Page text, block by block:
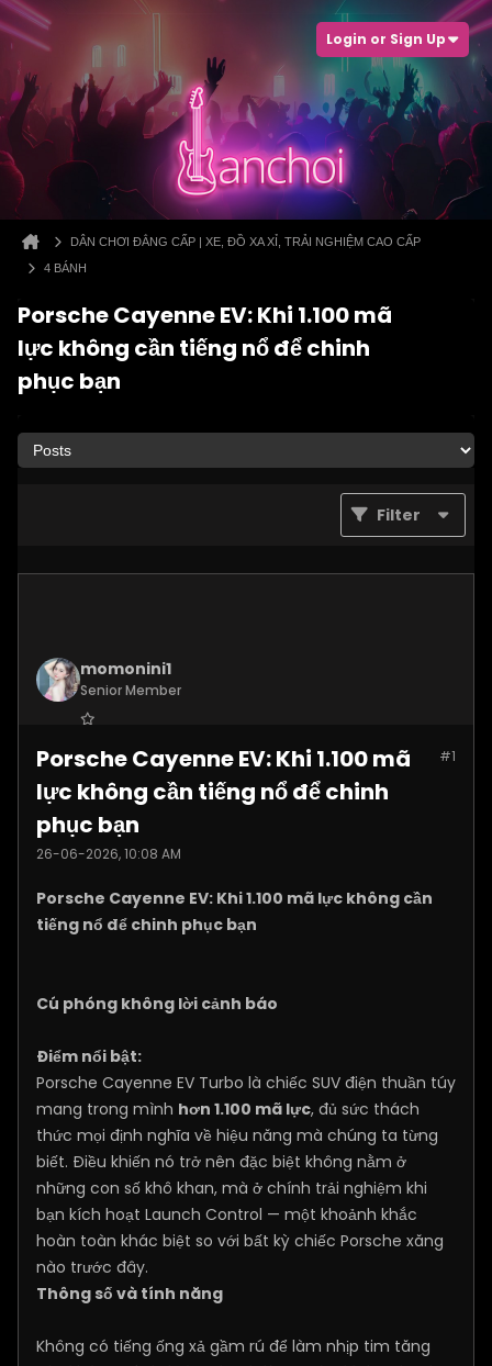
Login or Sign Up
DÂN CHƠI ĐẲNG CẤP | XE, ĐỒ XA XỈ, TRẢI NGHIỆM CAO CẤP
4 BÁNH
Porsche Cayenne EV: Khi 1.100 mã
lực không cần tiếng nổ để chinh
phục bạn
Filter
momonini1
Senior Member
Posts:5399 #1
Porsche Cayenne EV: Khi 1.100 mã
lực không cần tiếng nổ để chinh
phục bạn
26-06-2026, 10:08 AM
Porsche Cayenne EV: Khi 1.100 mã lực không cần
tiếng nổ để chinh phục bạn
Cú phóng không lời cảnh báo
Điểm nổi bật:
Porsche Cayenne EV Turbo là chiếc SUV điện thuần túy
mang trong mình hơn 1.100 mã lực, đủ sức thách
thức mọi định nghĩa về hiệu năng mà chúng ta từng
biết. Điều khiến nó trở nên đặc biệt không nằm ở
những con số khô khan, mà ở chính trải nghiệm khi
bạn kích hoạt Launch Control — một khoảnh khắc
hoàn toàn khác biệt so với bất kỳ chiếc Porsche xăng
nào trước đây.
Thông số và tính năng
Không có tiếng ống xả gầm rú để làm nhịp tim tăng